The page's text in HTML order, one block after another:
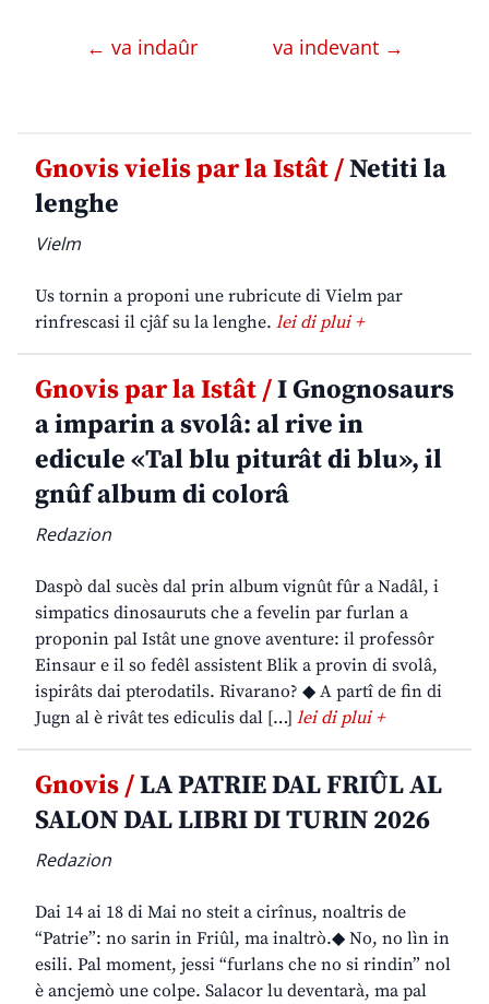
← va indaûr va indevant →
Gnovis vielis par la Istât /Netiti la
lenghe
Vielm
Us tornin a proponi une rubricute di Vielm par
rinfrescasi il cjâf su la lenghe. lei di plui +
Gnovis par la Istât /I Gnognosaurs
a imparin a svolâ: al rive in
edicule «Tal blu piturât di blu», il
gnûf album di colorâ
Redazion
Daspò dal sucès dal prin album vignût fûr a Nadâl, i
simpatics dinosauruts che a fevelin par furlan a
proponin pal Istât une gnove aventure: il professôr
Einsaur e il so fedêl assistent Blik a provin di svolâ,
ispirâts dai pterodatils. Rivarano? ◆ A partî de fin di
Jugn al è rivât tes ediculis dal […] lei di plui +
Gnovis /LA PATRIE DAL FRIÛL AL
SALON DAL LIBRI DI TURIN 2026
Redazion
Dai 14 ai 18 di Mai no steit a cirînus, noaltris de
“Patrie”: no sarin in Friûl, ma inaltrò.◆ No, no lìn in
esili. Pal moment, jessi “furlans che no si rindin” nol
è ancjemò une colpe. Salacor lu deventarà, ma pal